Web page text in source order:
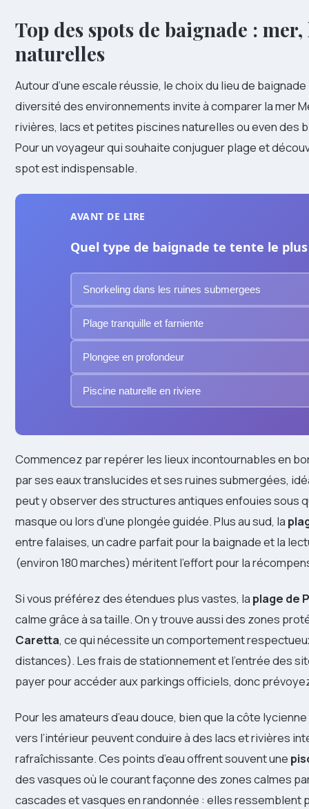
Top des spots de baignade :
naturelles
Autour d’une escale réussie, le choix du lieu de
diversité des environnements invite à comparer la mer
rivières, lacs et petites piscines naturelles ou even des
Pour un voyageur qui souhaite conjuguer plage et
spot est indispensable.
AVANT DE LIRE
Quel type de baignade te tente le plus
Snorkeling dans les ruines submergees
Plage tranquille et farniente
Plongee en profondeur
Piscine naturelle en riviere
Commencez par repérer les lieux incontournables en
par ses eaux translucides et ses ruines submergées,
peut y observer des structures antiques enfouies sous
masque ou lors d’une plongée guidée. Plus au sud, la
entre falaises, un cadre parfait pour la baignade et la
(environ 180 marches) méritent l’effort pour la
Si vous préférez des étendues plus vastes, la plage de
calme grâce à sa taille. On y trouve aussi des zones
Caretta, ce qui nécessite un comportement
distances). Les frais de stationnement et l’entrée des
payer pour accéder aux parkings officiels, donc
Pour les amateurs d’eau douce, bien que la côte
vers l’intérieur peuvent conduire à des lacs et rivières
rafraîchissante. Ces points d’eau offrent souvent une
des vasques où le courant façonne des zones calmes
cascades et vasques en randonnée : elles ressemblent